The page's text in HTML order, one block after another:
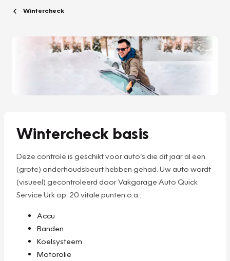
Wintercheck
Wintercheck basis
Deze controle is geschikt voor auto’s die dit jaar al een
(grote) onderhoudsbeurt hebben gehad. Uw auto wordt
(visueel) gecontroleerd door Vakgarage Auto Quick
Service Urk op 20 vitale punten o.a.:
Accu
Banden
Koelsysteem
Motorolie